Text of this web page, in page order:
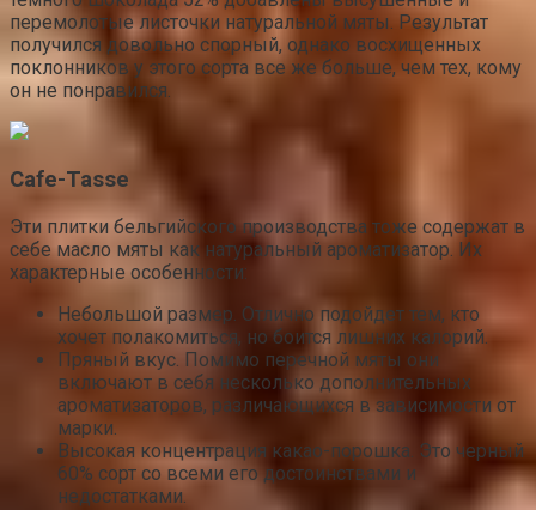
перемолотые листочки натуральной мяты. Результат
получился довольно спорный, однако восхищенных
поклонников у этого сорта все же больше, чем тех, кому
он не понравился.
Cafe-Tasse
Эти плитки бельгийского производства тоже содержат в
себе масло мяты как натуральный ароматизатор. Их
характерные особенности:
Небольшой размер. Отлично подойдет тем, кто
хочет полакомиться, но боится лишних калорий.
Пряный вкус. Помимо перечной мяты они
включают в себя несколько дополнительных
ароматизаторов, различающихся в зависимости от
марки.
Высокая концентрация какао-порошка. Это черный
60% сорт со всеми его достоинствами и
недостатками.